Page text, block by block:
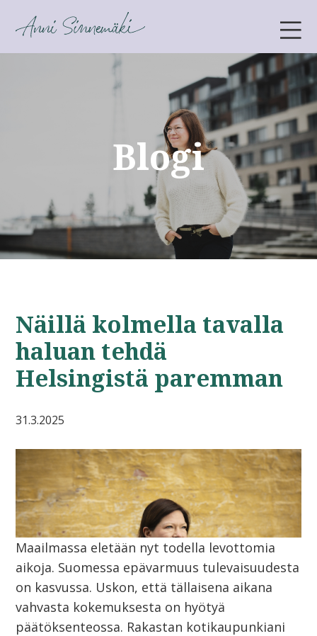
ANNI SINNEMÄKI
Blogi
Näillä kolmella tavalla
haluan tehdä
Helsingistä paremman
31.3.2025
Maailmassa eletään nyt todella levottomia
aikoja. Suomessa epävarmuus tulevaisuudesta
on kasvussa. Uskon, että tällaisena aikana
vahvasta kokemuksesta on hyötyä
päätöksenteossa. Rakastan kotikaupunkiani